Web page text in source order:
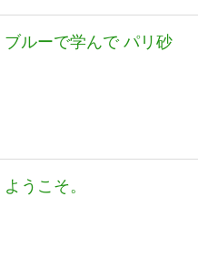
ブルーで学んで パリ砂
うこそ。